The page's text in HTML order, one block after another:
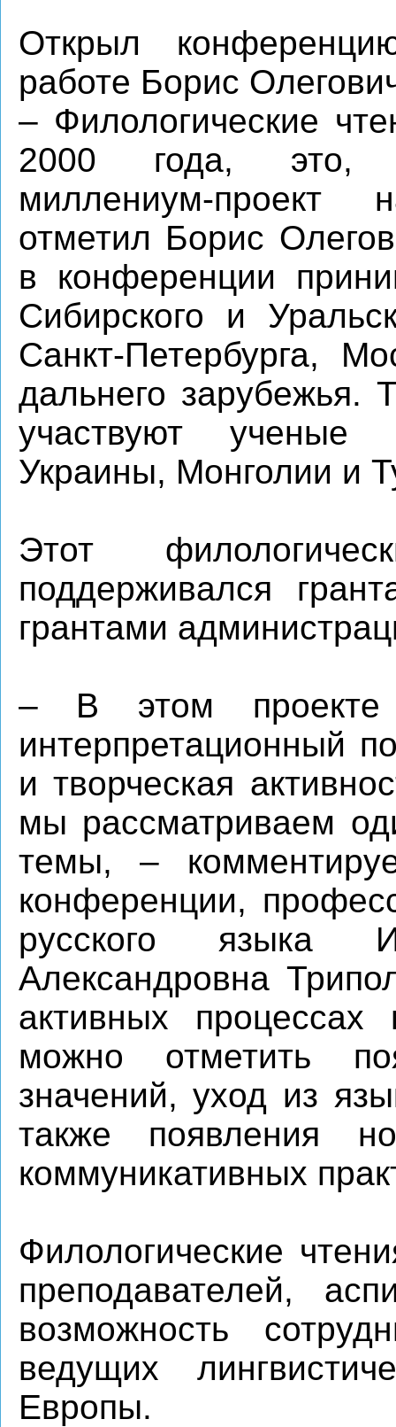
Открыл
работе Борис
– Филологические
2000 года, это,
миллениум-проект
отметил Борис
в конференции
Сибирского и
Санкт-Петербурга,
дальнего зарубежья.
участвуют
Украины, Монголии и
Этот
поддерживался
грантами
– В этом проекте
интерпретационный
и творческая
мы рассматриваем
темы, –
конференции,
русского
Александровна
активных
можно отметить
значений, уход из
также появления
коммуникативных
Филологические
преподавателей,
возможность
ведущих
Европы.